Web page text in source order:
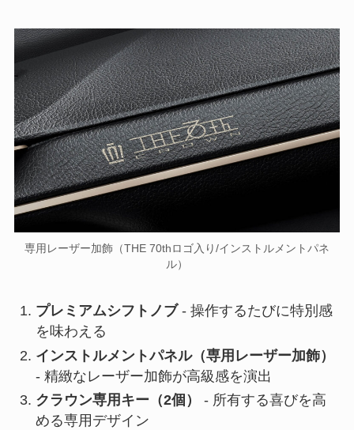
専用レーザー加飾（THE 70thロゴ入り/インストルメントパネ
ル）
プレミアムシフトノブ- 操作するたびに特別感
を味わえる
インストルメントパネル（専用レーザー加飾）
- 精緻なレーザー加飾が高級感を演出
クラウン専用キー（2個）
- 所有する喜びを高
める専用デザイン